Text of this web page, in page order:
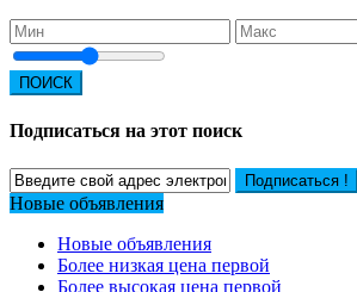
ПОИСК
Подписаться на этот поиск
Подписаться !
Новые объявления
Новые объявления
Более низкая цена первой
Более высокая цена первой